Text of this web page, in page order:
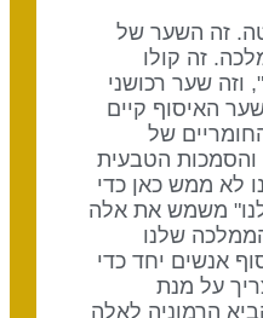
זה השער של
זה קולו
שער רכושני
האיסוף קיים
של
הטבעית
ממש כאן כדי
משמש את אלה
שלנו
אנשים יחד כדי
על מנת
הרמוניה לאלה